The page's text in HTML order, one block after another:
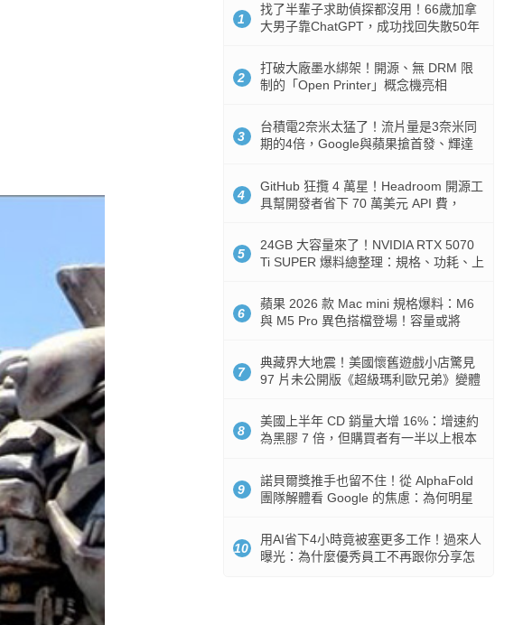
1
找了半輩子求助偵探都沒用！66歲加拿
大男子靠ChatGPT，成功找回失散50年
2
打破大廠墨水綁架！開源、無 DRM 限
制的「Open Printer」概念機亮相
3
台積電2奈米太猛了！流片量是3奈米同
期的4倍，Google與蘋果搶首發、輝達
4
GitHub 狂攬 4 萬星！Headroom 開源工
具幫開發者省下 70 萬美元 API 費，
5
24GB 大容量來了！NVIDIA RTX 5070
Ti SUPER 爆料總整理：規格、功耗、上
6
蘋果 2026 款 Mac mini 規格爆料：M6
與 M5 Pro 異色搭檔登場！容量或將
7
典藏界大地震！美國懷舊遊戲小店驚見
97 片未公開版《超級瑪利歐兄弟》變體
8
美國上半年 CD 銷量大增 16%：增速約
為黑膠 7 倍，但購買者有一半以上根本
9
諾貝爾獎推手也留不住！從 AlphaFold
團隊解體看 Google 的焦慮：為何明星
10
用AI省下4小時竟被塞更多工作！過來人
曝光：為什麼優秀員工不再跟你分享怎